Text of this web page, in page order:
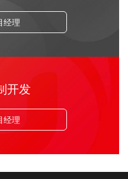
经理
开发
经理